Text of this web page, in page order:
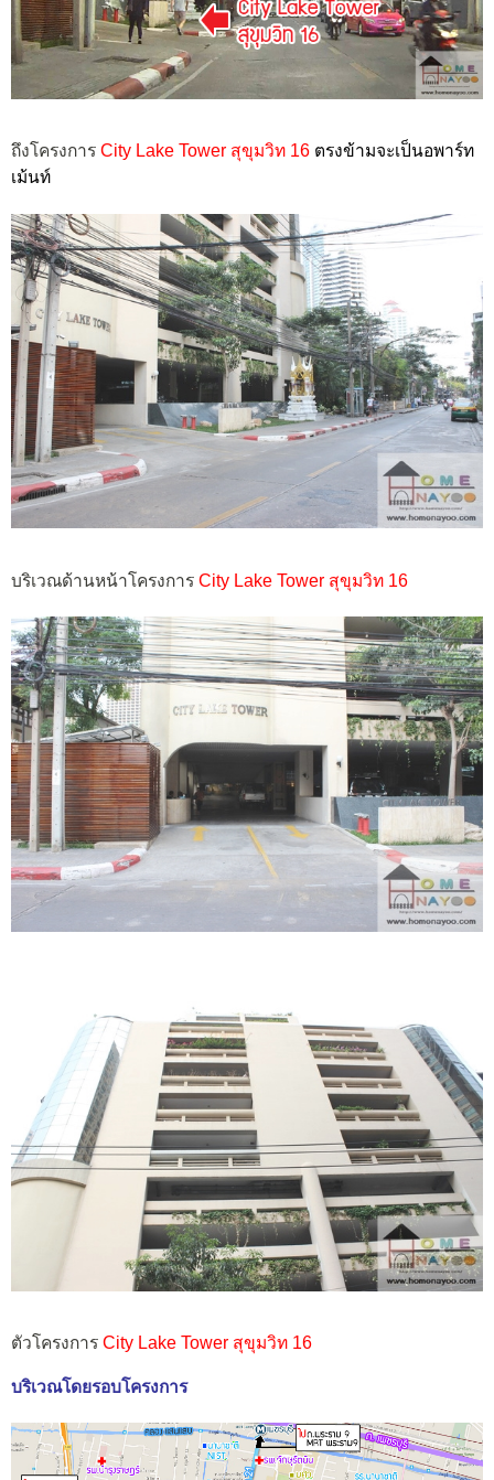
ถึงโครงการ City Lake Tower สุขุมวิท 16 ตรงข้ามจะเป็นอพาร์ท
เม้นท์
บริเวณด้านหน้าโครงการ City Lake Tower สุขุมวิท 16
ตัวโครงการ City Lake Tower สุขุมวิท 16
บริเวณโดยรอบโครงการ